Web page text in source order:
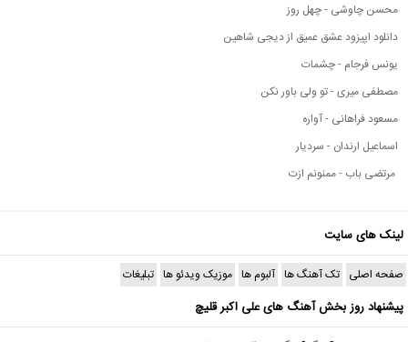
محسن چاوشی - چهل روز
دانلود اپیزود عشق عمیق از دیجی شاهین
یونس فرجام - چشمات
مصطفی میری - تو ولی باور نکن
مسعود فراهانی - آواره
اسماعیل ارندان - سردیار
مرتضی باب - ممنونم ازت
لینک های سایت
صفحه اصلی تک آهنگ ها آلبوم ها موزیک ویدئو ها تبلیغات
پیشنهاد روز بخش آهنگ های علی اکبر قلیچ